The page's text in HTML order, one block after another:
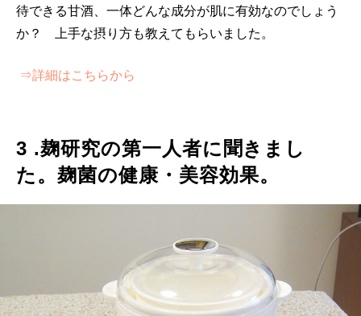
待できる甘酒、一体どんな成分が肌に有効なのでしょう
か？ 上手な摂り方も教えてもらいました。
⇒詳細はこちらから
3 .麹研究の第一人者に聞きまし
た。麹菌の健康・美容効果。